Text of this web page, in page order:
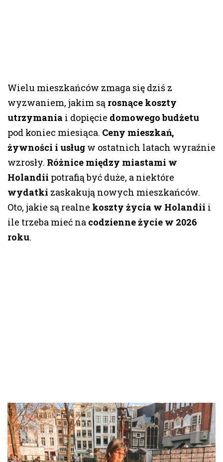
Wielu mieszkańców zmaga się dziś z
wyzwaniem, jakim są rosnące koszty
utrzymania i dopięcie domowego budżetu
pod koniec miesiąca. Ceny mieszkań,
żywności i usług w ostatnich latach wyraźnie
wzrosły. Różnice między miastami w
Holandii potrafią być duże, a niektóre
wydatki zaskakują nowych mieszkańców.
Oto, jakie są realne koszty życia w Holandii i
ile trzeba mieć na codzienne życie w 2026
roku.